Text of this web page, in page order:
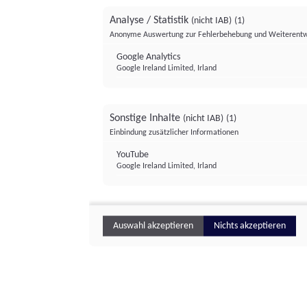
Analyse / Statistik (nicht IAB) (1)
Anonyme Auswertung zur Fehlerbehebung und
Google Analytics
Google Ireland Limited, Irland
Sonstige Inhalte (nicht IAB) (1)
Einbindung zusätzlicher Informationen
YouTube
Google Ireland Limited, Irland
Auswahl akzeptieren Nichts akzeptieren